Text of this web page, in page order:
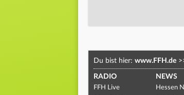
Du bist hier: www.FFH.de
RADIO
FFH Live
NEWS
Hessen